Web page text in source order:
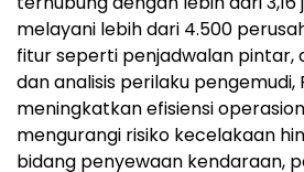
melayani lebih dari 4.500
fitur seperti penjadwalan pintar,
dan analisis perilaku pengemudi,
meningkatkan efisiensi
mengurangi risiko kecelakaan
bidang penyewaan kendaraan,